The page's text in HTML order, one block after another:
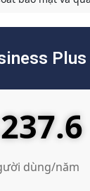
Plus
237.6
dùng/năm